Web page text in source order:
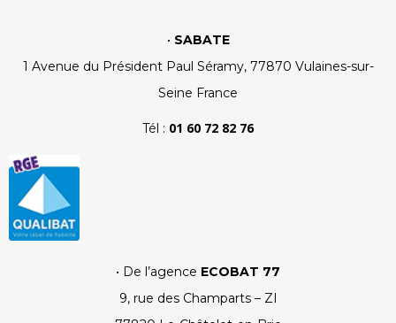
• SABATE
1 Avenue du Président Paul Séramy, 77870 Vulaines-sur-
Seine France
Tél : 01 60 72 82 76
• De l’agence ECOBAT 77
9, rue des Champarts – ZI